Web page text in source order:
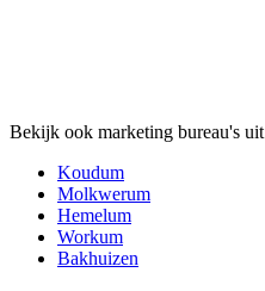
Bekijk ook marketing bureau's uit
Koudum
Molkwerum
Hemelum
Workum
Bakhuizen